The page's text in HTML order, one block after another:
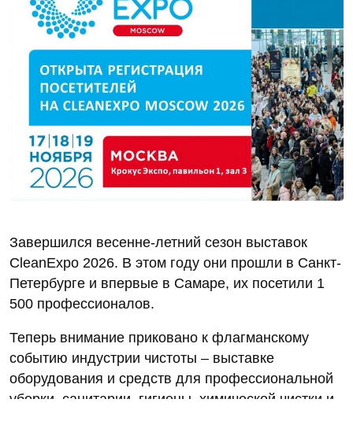
Завершился весенне-летний сезон выставок
CleanExpo 2026. В этом году они прошли в Санкт-
Петербурге и впервые в Самаре, их посетили 1
500 профессионалов.
Теперь внимание приковано к флагманскому
событию индустрии чистоты – выставке
оборудования и средств для профессиональной
уборки, санитарии, гигиены, химической чистки и